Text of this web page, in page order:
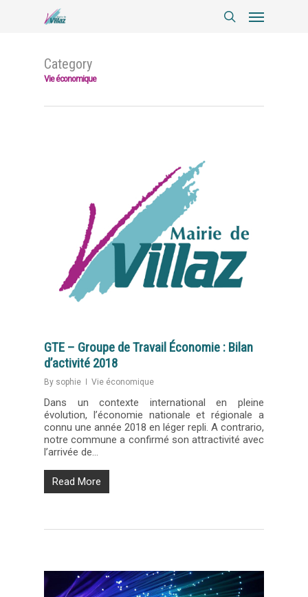
Category
Vie économique
GTE – Groupe de Travail Économie : Bilan
d’activité 2018
By sophie Vie économique
Dans un contexte international en pleine
évolution, l’économie nationale et régionale a
connu une année 2018 en léger repli. A contrario,
notre commune a confirmé son attractivité avec
l’arrivée de…
Read More